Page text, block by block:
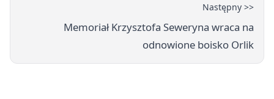
Następny >>
Memoriał Krzysztofa Seweryna wraca na
odnowione boisko Orlik